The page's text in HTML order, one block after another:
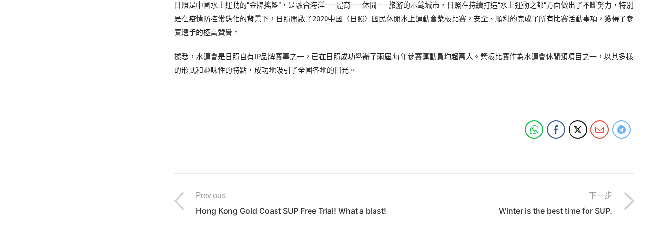
日照是中國水上運動的“金牌搖籃”，是融合海洋——體育——休閒——旅游的示範城市，日照在持續打造“水上運動之都”方面做出了不斷努力，特別
是在疫情防控常態化的背景下，日照開啟了2020中國（日照）國民休閒水上運動會槳板比賽，安全、順利的完成了所有比賽活動事項，獲得了參
賽選手的極高贊譽。
據悉，水運會是日照自有IP品牌賽事之一，已在日照成功舉辦了兩屆,每年參賽運動員均超萬人。槳板比賽作為水運會休閒類項目之一，以其多樣
的形式和趣味性的特點，成功地吸引了全國各地的目光。
Previous
Hong Kong Gold Coast SUP Free Trial! What a blast!
下一步
Winter is the best time for SUP.